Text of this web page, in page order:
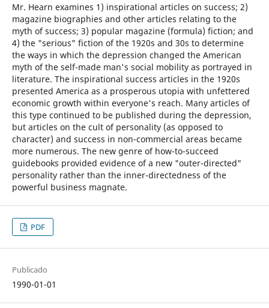
Mr. Hearn examines 1) inspirational articles on success; 2)
magazine biographies and other articles relating to the
myth of success; 3) popular magazine (formula) fiction; and
4) the "serious" fiction of the 1920s and 30s to determine
the ways in which the depression changed the American
myth of the self-made man's social mobility as portrayed in
literature. The inspirational success articles in the 1920s
presented America as a prosperous utopia with unfettered
economic growth within everyone's reach. Many articles of
this type continued to be published during the depression,
but articles on the cult of personality (as opposed to
character) and success in non-commercial areas became
more numerous. The new genre of how-to-succeed
guidebooks provided evidence of a new "outer-directed"
personality rather than the inner-directedness of the
powerful business magnate.
PDF
Publicado
1990-01-01